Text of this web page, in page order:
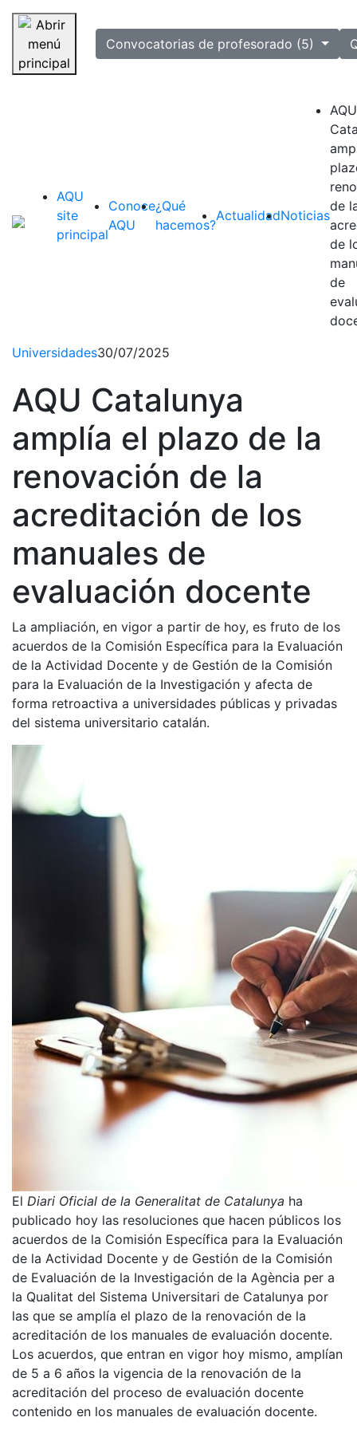
Saltar navegación
selectedConvocatorias de profesorado (5)
AQU
site
principal
Conoce
AQU
¿Qué
hacemos?
ActualidadNoticias
AQU
de
de
de
Universidades30/07/2025
AQU Catalunya
amplía el plazo de la
renovación de la
acreditación de los
manuales de
evaluación docente
La ampliación, en vigor a partir de hoy, es fruto de los
acuerdos de la Comisión Específica para la Evaluación
de la Actividad Docente y de Gestión de la Comisión
para la Evaluación de la Investigación y afecta de
forma retroactiva a universidades públicas y privadas
del sistema universitario catalán.
El Diari Oficial de la Generalitat de Catalunya ha
publicado hoy las resoluciones que hacen públicos los
acuerdos de la Comisión Específica para la Evaluación
de la Actividad Docente y de Gestión de la Comisión
de Evaluación de la Investigación de la Agència per a
la Qualitat del Sistema Universitari de Catalunya por
las que se amplía el plazo de la renovación de la
acreditación de los manuales de evaluación docente.
Los acuerdos, que entran en vigor hoy mismo, amplían
de 5 a 6 años la vigencia de la renovación de la
acreditación del proceso de evaluación docente
contenido en los manuales de evaluación docente.